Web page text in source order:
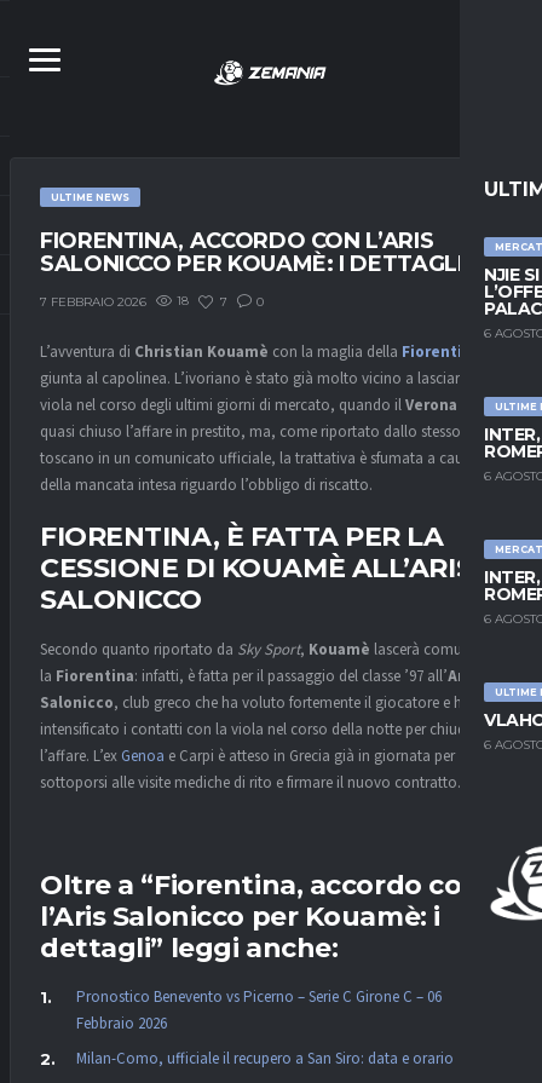
NJIE
6
ULTIME
6
6
ULTIME
6
ULTIME NEWS
FIORENTINA, ACCORDO CON L’ARIS
SALONICCO PER KOUAMÈ: I DETTAGLI
7 FEBBRAIO 2026 18 7 0
L’avventura di Christian Kouamè con la maglia della Fiorentina
giunta al capolinea. L’ivoriano è stato già molto vicino a lasciare i
viola nel corso degli ultimi giorni di mercato, quando ilVerona aveva
quasi chiuso l’affare in prestito, ma, come riportato dallo stesso club
toscano in un comunicato ufficiale, la trattativa è sfumata a causa
della mancata intesa riguardo l’obbligo di riscatto.
FIORENTINA, È FATTA PER LA
CESSIONE DI KOUAMÈ ALL’ARIS
SALONICCO
Secondo quanto riportato da Sky Sport, Kouamè lascerà comunque
la Fiorentina: infatti, è fatta per il passaggio del classe ’97 all’Aris
Salonicco, club greco che ha voluto fortemente il giocatore e ha
intensificato i contatti con la viola nel corso della notte per chiudere
l’affare. L’ex Genoa e Carpi è atteso in Grecia già in giornata per
sottoporsi alle visite mediche di rito e firmare il nuovo contratto.
Oltre a “Fiorentina, accordo con
l’Aris Salonicco per Kouamè: i
dettagli” leggi anche:
Pronostico Benevento vs Picerno – Serie C Girone C – 06
Febbraio 2026
Milan-Como, ufficiale il recupero a San Siro: data e orario